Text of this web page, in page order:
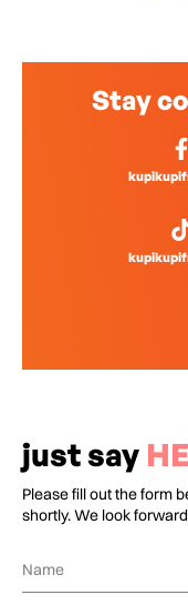
Stay
just say
Please fill out the form
shortly. We look